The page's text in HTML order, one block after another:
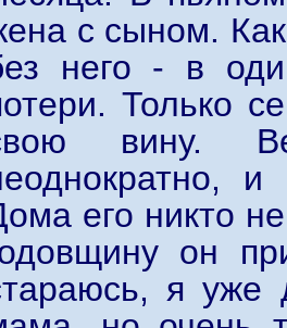
с сыном.
него - в
Только
вину.
его никто
он
я уже